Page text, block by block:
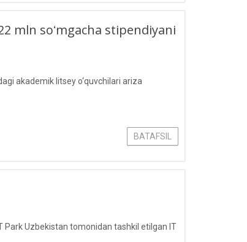
mln soʻmgacha stipendiyani
akademik litsey o‘quvchilari ariza
BATAFSIL
Uzbekistan tomonidan tashkil etilgan IT